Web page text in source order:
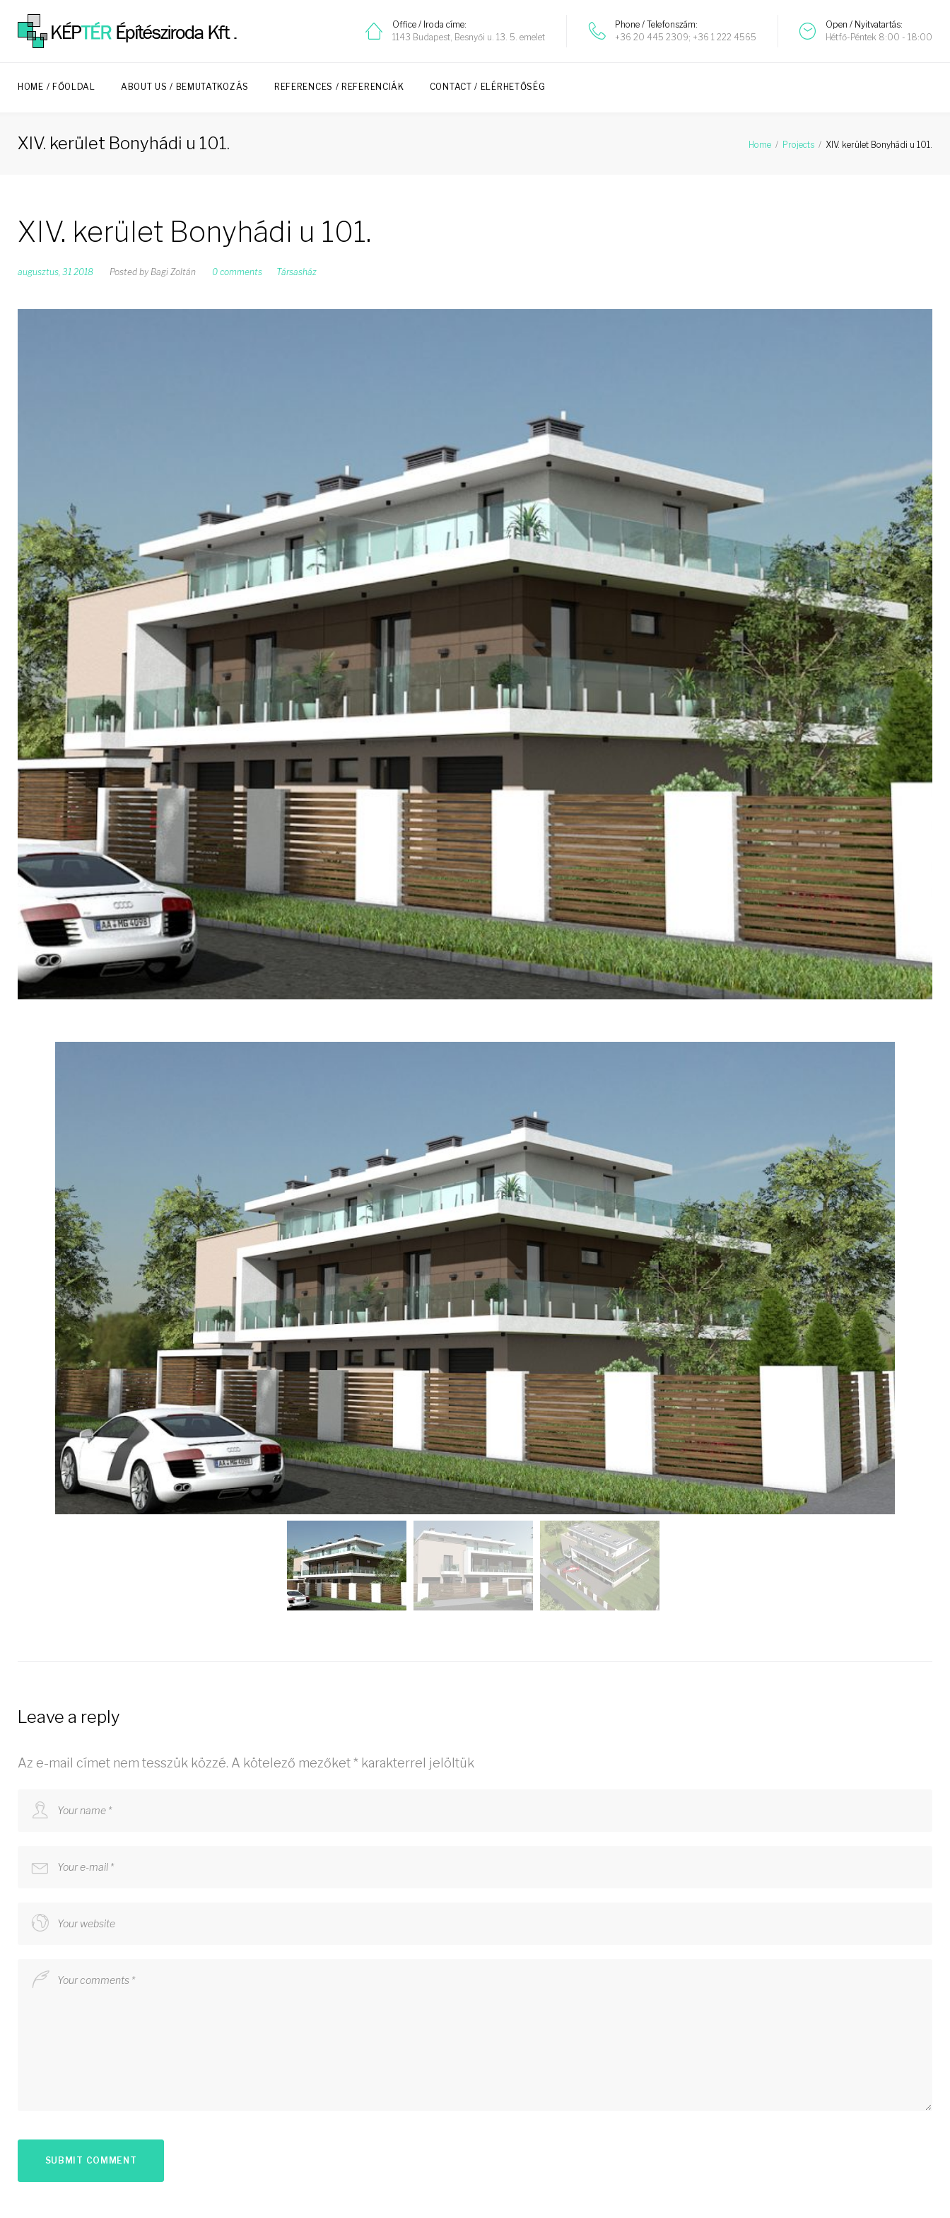
Office / Iroda címe:
1143 Budapest, Besnyői u. 13. 5. emelet
Phone / Telefonszám:
+36 20 445 2309; +36 1 222 4565
Open / Nyitvatartás:
Hétfő-Péntek 8:00 - 18:00
HOME / FŐOLDAL ABOUT US / BEMUTATKOZÁS REFERENCES / REFERENCIÁK CONTACT / ELÉRHETŐSÉG
XIV. kerület Bonyhádi u 101. Home / Projects / XIV. kerület Bonyhádi u 101.
XIV. kerület Bonyhádi u 101.
augusztus, 31 2018 Posted by Bagi Zoltán 0 comments Társasház
Leave a reply
Az e-mail címet nem tesszük közzé. A kötelező mezőket* karakterrel jelöltük